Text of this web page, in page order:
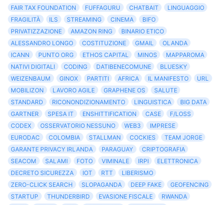
FAIR TAX FOUNDATION
FUFFAGURU CHATBAIT
LINGUAGGIO
FRAGILITÀ
ILS STREAMING CINEMA
BIFO
PRIVATIZZAZIONE
AMAZON RING
BINARIO ETICO
ALESSANDRO LONGO
COSTITUZIONE GMAIL
OLANDA
ICANN
PUNTO ORG ETHOS CAPITAL MINOS
MAPPAROMA
NATIVI DIGITALI
CODING DATIBENECOMUNE
BLUESKY
WEIZENBAUM
GINOX PARTITI AFRICA IL MANIFESTO
URL
MOBILIZON
LAVORO AGILE GRAPHENE OS
SALUTE
STANDARD
RICONONDIZIONAMENTO LINGUISTICA
BIG DATA
GARTNER
SPESA IT ENSHITTIFICATION CASE
F/LOSS
CODEX
OSSERVATORIO NESSUNO WEB3
IMPRESE
EURODAC
COLOMBIA STALLMAN COCKIES
TEAM JORGE
GARANTE PRIVACY IRLANDA
PARAGUAY
CRIPTOGRAFIA
SEACOM
SALAMI FOTO VIMINALE IRPI
ELETTRONICA
DECRETO SICUREZZA
IOT RTT
LIBERISMO
ZERO-CLICK SEARCH
SLOPAGANDA DEEP FAKE
GEOFENCING
STARTUP
THUNDERBIRD EVASIONE FISCALE
RWANDA